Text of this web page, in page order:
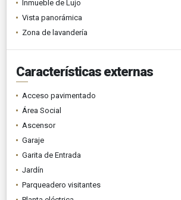
Inmueble de Lujo
Vista panorámica
Zona de lavandería
Características externas
Acceso pavimentado
Área Social
Ascensor
Garaje
Garita de Entrada
Jardín
Parqueadero visitantes